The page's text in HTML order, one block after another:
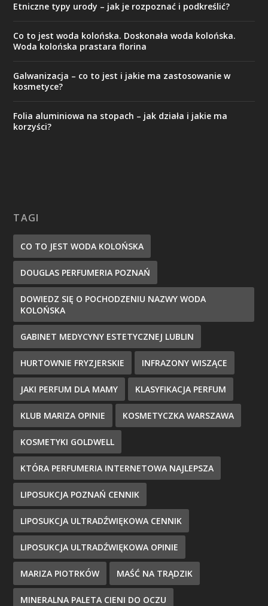
Etniczne typy urody – jak je rozpoznać i podkreślić?
Co to jest woda kolońska. Doskonała woda kolońska.
Woda kolońska prastara florina
Galwanizacja – co to jest i jakie ma zastosowanie w
kosmetyce?
Folia aluminiowa na stopach – jak działa i jakie ma
korzyści?
TAGI
CO TO JEST WODA KOLOŃSKA
DOUGLAS PERFUMERIA POZNAŃ
DOWIEDZ SIĘ O POCHODZENIU NAZWY WODA
KOLOŃSKA
GABINET MEDYCYNY ESTETYCZNEJ LUBLIN
HURTOWNIE FRYZJERSKIE INFRAZONY WISZĄCE
JAKI PERFUM DLA MAMY KLASYFIKACJA PERFUM
KLUB MARIZA OPINIE KOSMETYCZKA WARSZAWA
KOSMETYKI GOLDWELL
KTÓRA PERFUMERIA INTERNETOWA NAJLEPSZA
LIPOSUKCJA POZNAŃ CENNIK
LIPOSUKCJA ULTRADŹWIĘKOWA CENNIK
LIPOSUKCJA ULTRADŹWIĘKOWA OPINIE
MARIZA PIOTRKÓW MAŚĆ NA TRĄDZIK
MINERALNA PALETA CIENI DO OCZU